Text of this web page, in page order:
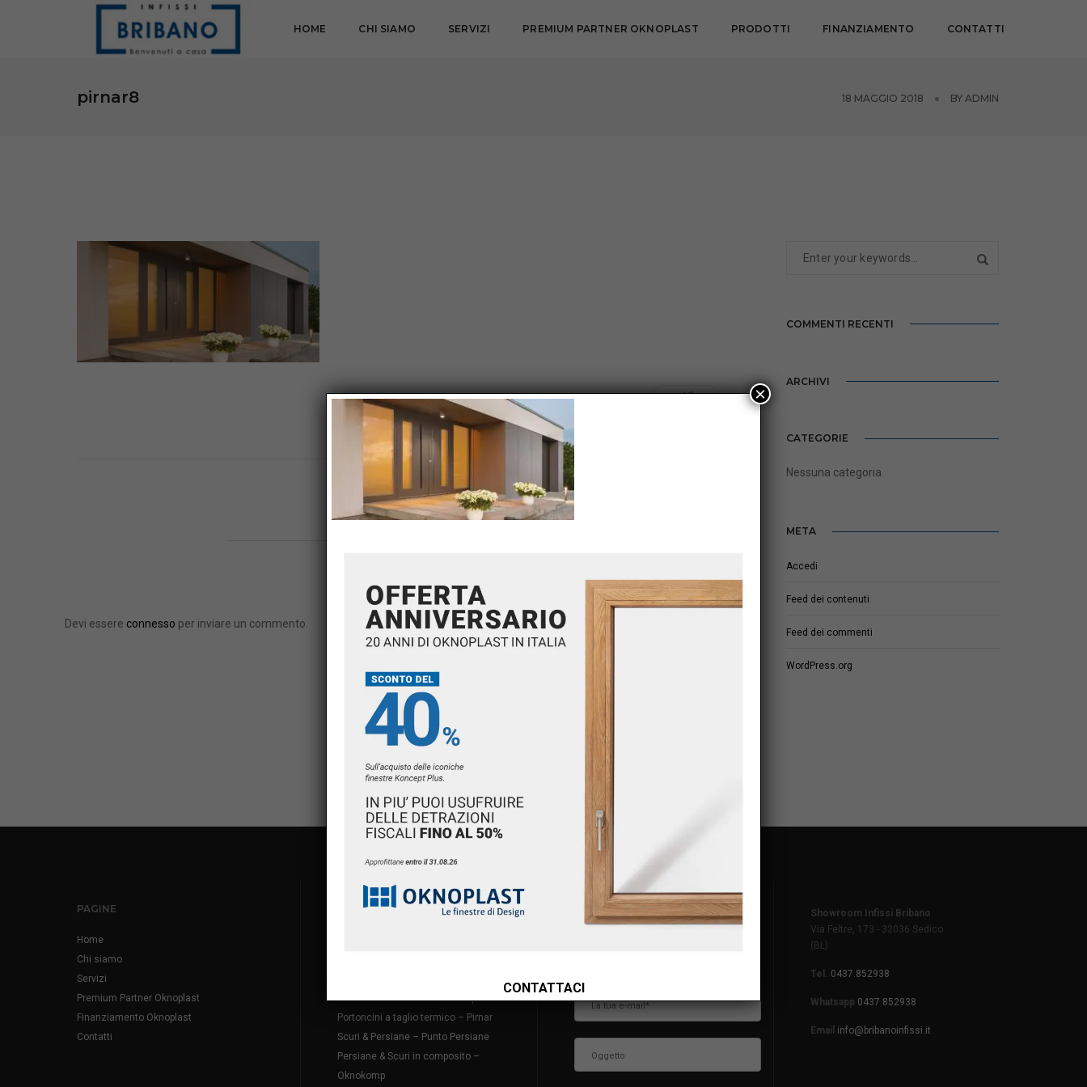
HOME CHI SIAMO SERVIZI PREMIUM PARTNER OKNOPLAST PRODOTTI FINANZIAMENTO CONTATTI
pirnar8 18 MAGGIO 2018 BY ADMIN
Likes
Devi essere connesso per inviare un commento.
COMMENTI RECENTI
ARCHIVI
CATEGORIE
Nessuna categoria
META
Accedi
Feed dei contenuti
Feed dei commenti
WordPress.org
PAGINE
Home
Chi siamo
Servizi
Premium Partner Oknoplast
Finanziamento Oknoplast
Contatti
PRODOTTI
Portoncini a taglio termico – Pirnar
Scuri & Persiane – Punto Persiane
Persiane & Scuri in composito –
Oknokomp
CONTATTACI
Showroom Infissi Bribano
Via Feltre, 173 - 32036 Sedico
(BL)
Tel. 0437.852938
Whatsapp 0437.852938
Email info@bribanoinfissi.it
CONTATTACI
×